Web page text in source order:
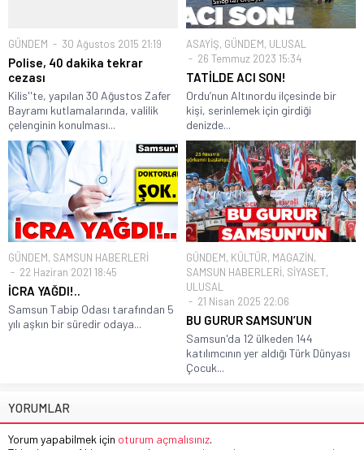
GÜNDEM 30 Ağustos 2015 21:19
Polise, 40 dakika tekrar
cezası
Kilis''te, yapılan 30 Ağustos Zafer
Bayramı kutlamalarında, valilik
çelenginin konulması...
ASAYİŞ, GÜNDEM, ULUSAL
26 Temmuz 2023 15:34
TATİLDE ACI SON!
Ordu’nun Altınordu ilçesinde bir
kişi, serinlemek için girdiği
denizde...
GÜNDEM, SAMSUN HABERLERİ
22 Haziran 2021 18:45
İCRA YAĞDI!..
Samsun Tabip Odası tarafından 5
yılı aşkın bir süredir odaya...
GÜNDEM, KÜLTÜR, MAGAZİN,
SAMSUN HABERLERİ, SİYASET,
ULUSAL
21 Nisan 2025 22:06
BU GURUR SAMSUN’UN
Samsun'da 12 ülkeden 144
katılımcının yer aldığı Türk Dünyası
Çocuk...
YORUMLAR
Yorum yapabilmek için oturum açmalısınız.